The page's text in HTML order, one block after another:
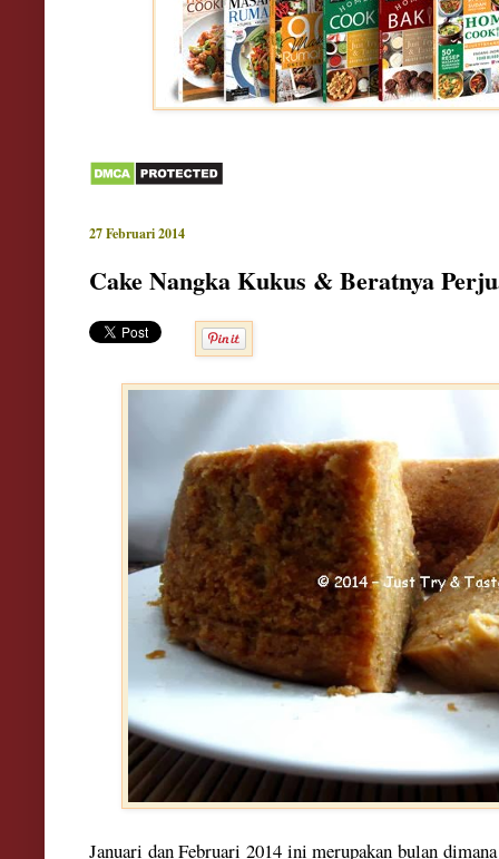
27 Februari 2014
Cake Nangka Kukus & Beratnya
Januari dan Februari 2014 ini merupakan bulan